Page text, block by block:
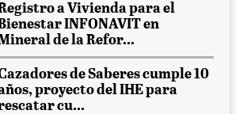
a Vivienda para el
INFONAVIT en
de la Refor...
de Saberes cumple 10
proyecto del IHE para
cu...